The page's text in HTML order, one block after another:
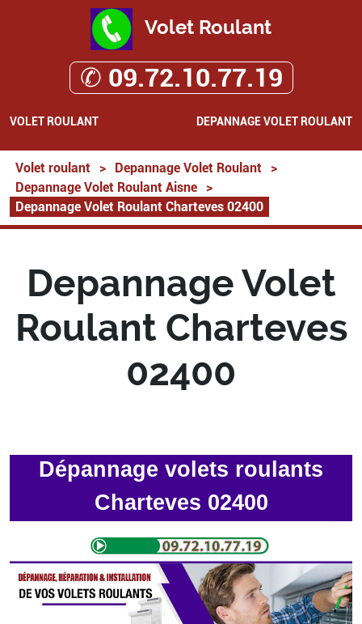
Volet Roulant
✆ 09.72.10.77.19
VOLET ROULANT DEPANNAGE VOLET ROULANT
Volet roulant > Depannage Volet Roulant
>
Depannage Volet Roulant Aisne
>
Depannage Volet Roulant Charteves 02400
Depannage Volet
Roulant Charteves
02400
Dépannage volets roulants
Charteves 02400